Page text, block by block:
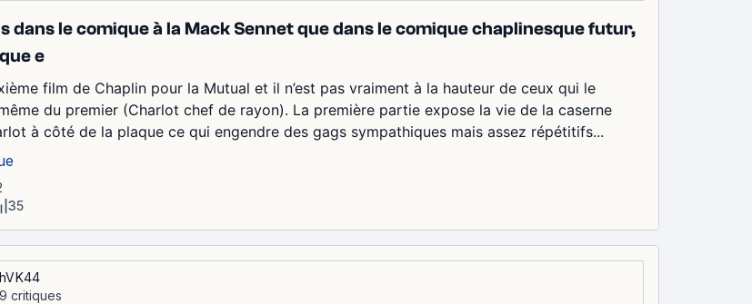
dans le comique à la Mack Sennet que dans le comique chaplinesque futur,
e
film de Chaplin pour la Mutual et il n’est pas vraiment à la hauteur de ceux qui le
du premier (Charlot chef de rayon). La première partie expose la vie de la caserne
à côté de la plaque ce qui engendre des gags sympathiques mais assez répétitifs...
35
critiques